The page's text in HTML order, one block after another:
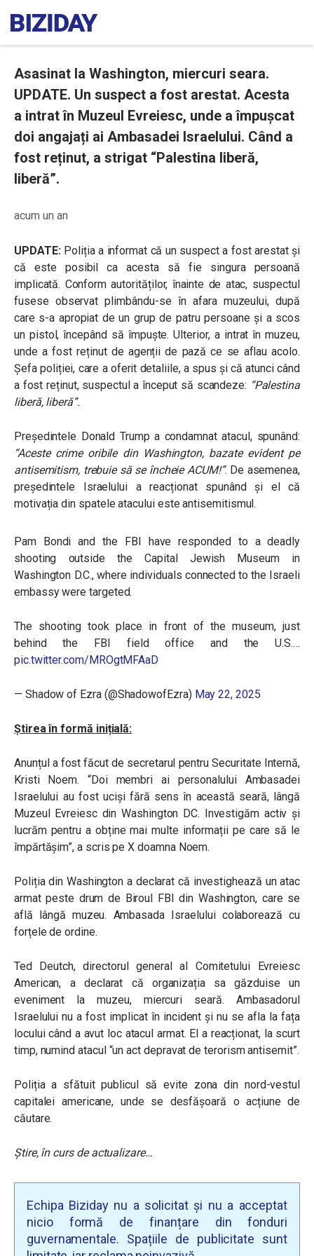
Asasinat la Washington, miercuri seara.
UPDATE. Un suspect a fost arestat. Acesta
a intrat în Muzeul Evreiesc, unde a împușcat
doi angajați ai Ambasadei Israelului. Când a
fost reținut, a strigat “Palestina liberă,
liberă”.
acum un an
UPDATE:Poliția a informat că un suspect a fost arestat și
că este posibil ca acesta să fie singura persoană
implicată. Conform autorităților, înainte de atac, suspectul
fusese observat plimbându-se în afara muzeului, după
care s-a apropiat de un grup de patru persoane și a scos
un pistol, începând să împuște. Ulterior, a intrat în muzeu,
unde a fost reținut de agenții de pază ce se aflau acolo.
Șefa poliției, care a oferit detaliile, a spus și că atunci când
a fost reținut, suspectul a început să scandeze: “Palestina
liberă, liberă”.
Președintele Donald Trump a condamnat atacul, spunând:
“Aceste crime oribile din Washington, bazate evident pe
antisemitism, trebuie să se încheie ACUM!”. De asemenea,
președintele Israelului a reacționat spunând și el că
motivația din spatele atacului este antisemitismul.
Pam Bondi and the FBI have responded to a deadly
shooting outside the Capital Jewish Museum in
Washington D.C., where individuals connected to the Israeli
embassy were targeted.
The shooting took place in front of the museum, just
behind the FBI field office and the U.S.…
pic.twitter.com/MROgtMFAaD
— Shadow of Ezra (@ShadowofEzra) May 22, 2025
Știrea în formă inițială:
Anunțul a fost făcut de secretarul pentru Securitate Internă,
Kristi Noem. “Doi membri ai personalului Ambasadei
Israelului au fost uciși fără sens în această seară, lângă
Muzeul Evreiesc din Washington DC. Investigăm activ și
lucrăm pentru a obține mai multe informații pe care să le
împărtășim”, a scris pe X doamna Noem.
Poliția din Washington a declarat că investighează un atac
armat peste drum de Biroul FBI din Washington, care se
află lângă muzeu. Ambasada Israelului colaborează cu
forțele de ordine.
Ted Deutch, directorul general al Comitetului Evreiesc
American, a declarat că organizația sa găzduise un
eveniment la muzeu, miercuri seară. Ambasadorul
Israelului nu a fost implicat în incident și nu se afla la fața
locului când a avut loc atacul armat. El a reacționat, la scurt
timp, numind atacul “un act depravat de terorism antisemit”.
Poliția a sfătuit publicul să evite zona din nord-vestul
capitalei americane, unde se desfășoară o acțiune de
căutare.
Știre, în curs de actualizare…
Echipa Biziday nu a solicitat și nu a acceptat
nicio formă de finanțare din fonduri
guvernamentale. Spațiile de publicitate sunt